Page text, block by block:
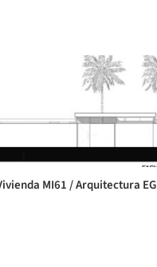
MI61 / Arquitectura